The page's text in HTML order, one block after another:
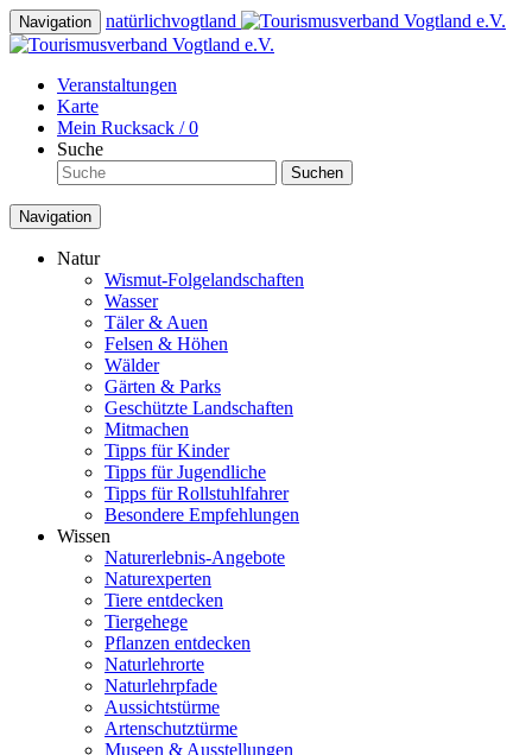
Navigation natürlichvogtland
Veranstaltungen
Karte
Mein Rucksack /0
Suche
Suchen
Navigation
Natur
Wismut-Folgelandschaften
Wasser
Täler & Auen
Felsen & Höhen
Wälder
Gärten & Parks
Geschützte Landschaften
Mitmachen
Tipps für Kinder
Tipps für Jugendliche
Tipps für Rollstuhlfahrer
Besondere Empfehlungen
Wissen
Naturerlebnis-Angebote
Naturexperten
Tiere entdecken
Tiergehege
Pflanzen entdecken
Naturlehrorte
Naturlehrpfade
Aussichtstürme
Artenschutztürme
Museen & Ausstellungen